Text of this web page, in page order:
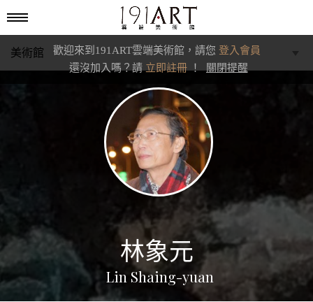
歡迎來到191ART雲端美術館，請您 登入會員
還沒加入嗎？請 立即註冊！ 關閉提醒
美術館
林象元
Lin Shaing-yuan